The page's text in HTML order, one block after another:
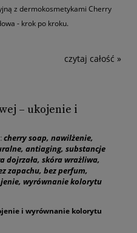
z dermokosmetykami Cherry
- krok po kroku.
czytaj całość »
– ukojenie i
cherry soap, nawilżenie,
, antiaging, substancje
dojrzała, skóra wrażliwa,
zapachu, bez perfum,
, wyrównanie kolorytu
i wyrównanie kolorytu